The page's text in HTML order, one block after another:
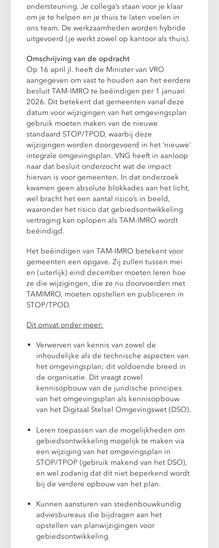
ondersteuning. Je collega’s staan voor je klaar
om je te helpen en je thuis te laten voelen in
ons team. De werkzaamheden worden hybride
uitgevoerd (je werkt zowel op kantoor als thuis).
Omschrijving van de opdracht
Op 16 april jl. heeft de Minister van VRO
aangegeven om vast te houden aan het eerdere
besluit TAM-IMRO te beëindigen per 1 januari
2026. Dit betekent dat gemeenten vanaf deze
datum voor wijzigingen van het omgevingsplan
gebruik moeten maken van de nieuwe
standaard STOP/TPOD, waarbij deze
wijzigingen worden doorgevoerd in het ‘nieuwe’
integrale omgevingsplan. VNG heeft in aanloop
naar dat besluit onderzocht wat de impact
hiervan is voor gemeenten. In dat onderzoek
kwamen geen absolute blokkades aan het licht,
wel bracht het een aantal risico’s in beeld,
waaronder het risico dat gebiedsontwikkeling
vertraging kan oplopen als TAM-IMRO wordt
beëindigd.
Het beëindigen van TAM-IMRO betekent voor
gemeenten een opgave. Zij zullen tussen mei
en (uiterlijk) eind december moeten leren hoe
ze die wijzigingen, die ze nu doorvoerden met
TAMIMRO, moeten opstellen en publiceren in
STOP/TPOD.
Dit omvat onder meer:
Verwerven van kennis van zowel de
inhoudelijke als de technische aspecten van
het omgevingsplan; dit voldoende breed in
de organisatie. Dit vraagt zowel
kennisopbouw van de juridische principes
van het omgevingsplan als kennisopbouw
van het Digitaal Stelsel Omgevingswet (DSO).
Leren toepassen van de mogelijkheden om
gebiedsontwikkeling mogelijk te maken via
een wijziging van het omgevingsplan in
STOP/TPOP (gebruik makend van het DSO),
en wel zodanig dat dit niet beperkend wordt
bij de verdere opbouw van het plan.
Kunnen aansturen van stedenbouwkundig
adviesbureaus die bijdragen aan het
opstellen van planwijzigingen voor
gebiedsontwikkeling.